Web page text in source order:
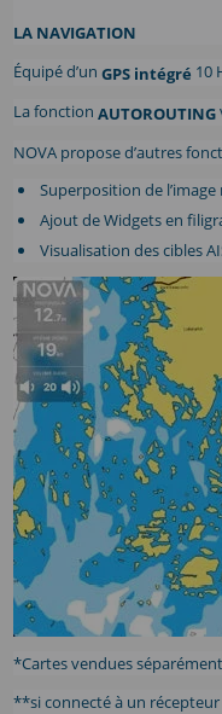
LA NAVIGATION
Équipé d’un GPS intégré 10
La fonction AUTOROUTING
NOVA propose d’autres
Superposition de
Ajout de Widgets en
Visualisation des cibles
*Cartes vendues
**si connecté à un récepteur